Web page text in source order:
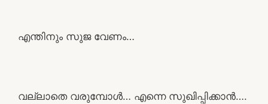
എന്തിനും സുജ വേണം…
വല്ലാതെ വരുമ്പോൾ… എന്നെ സുഖിപ്പിക്കാൻ….